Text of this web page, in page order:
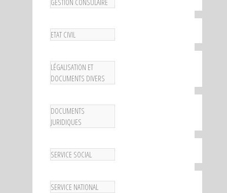
GESTION CONSULAIRE
ETAT CIVIL
LÉGALISATION ET
DOCUMENTS DIVERS
DOCUMENTS
JURIDIQUES
SERVICE SOCIAL
SERVICE NATIONAL